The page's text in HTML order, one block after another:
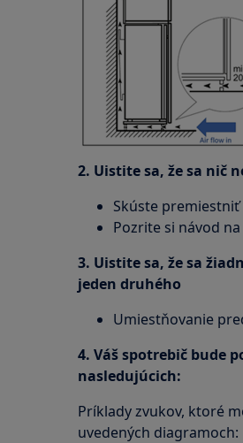
2. Uistite sa, že sa nič
Skúste
Pozrite si návod
3. Uistite sa, že sa
jeden druhého
Umiestňovanie
4. Váš spotrebič bude
nasledujúcich:
Príklady zvukov, ktoré
uvedených diagramoch: